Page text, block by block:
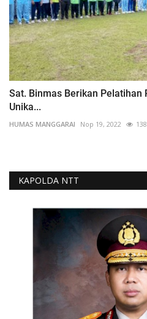
Sat. Binmas Berikan Pelatihan
Unika...
HUMAS MANGGARAI Nop 19, 2022
KAPOLDA NTT